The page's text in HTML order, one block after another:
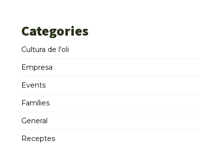
Categories
Cultura de l'oli
Empresa
Events
Famílies
General
Receptes